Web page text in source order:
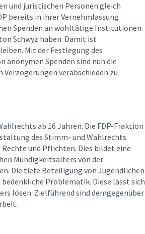
und juristischen Personen gleich
bereits in ihrer Vernehmlassung
Spenden an wohltätige Institutionen
Schwyz haben. Damit ist
Mit der Festlegung des
anonymen Spenden sind nun die
verabschieden zu
ab 16 Jahren. Die FDP-Fraktion
des Stimm- und Wahlrechts
und Pflichten. Dies bildet eine
Mündigkeitsalters von der
Die tiefe Beteiligung von Jugendlichen
Problematik. Diese lässt sich
lösen. Zielführend sind demgegenüber